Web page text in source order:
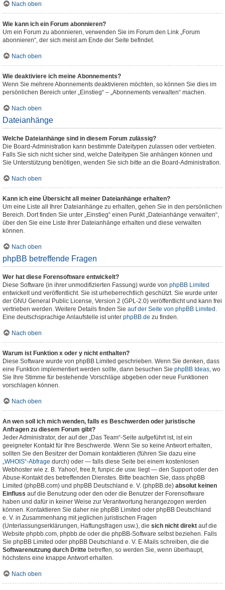
Nach oben
Wie kann ich ein Forum abonnieren?
Um ein Forum zu abonnieren, verwenden Sie im Forum den Link „Forum
abonnieren“, der sich meist am Ende der Seite befindet.
Nach oben
Wie deaktiviere ich meine Abonnements?
Wenn Sie mehrere Abonnements deaktivieren möchten, so können Sie dies im
persönlichen Bereich unter „Einstieg“ – „Abonnements verwalten“ machen.
Nach oben
Dateianhänge
Welche Dateianhänge sind in diesem Forum zulässig?
Die Board-Administration kann bestimmte Dateitypen zulassen oder verbieten.
Falls Sie sich nicht sicher sind, welche Dateitypen Sie anhängen können und
Sie Unterstützung benötigen, wenden Sie sich bitte an die Board-Administration.
Nach oben
Kann ich eine Übersicht all meiner Dateianhänge erhalten?
Um eine Liste all Ihrer Dateianhänge zu erhalten, gehen Sie in den persönlichen
Bereich. Dort finden Sie unter „Einstieg“ einen Punkt „Dateianhänge verwalten“,
über den Sie eine Liste Ihrer Dateianhänge erhalten und diese verwalten
können.
Nach oben
phpBB betreffende Fragen
Wer hat diese Forensoftware entwickelt?
Diese Software (in ihrer unmodifizierten Fassung) wurde von phpBB Limited
entwickelt und veröffentlicht. Sie ist urheberrechtlich geschützt. Sie wurde unter
der GNU General Public License, Version 2 (GPL-2.0) veröffentlicht und kann frei
vertrieben werden. Weitere Details finden Sie auf der Seite von phpBB Limited .
Eine deutschsprachige Anlaufstelle ist unter phpBB.de zu finden.
Nach oben
Warum ist Funktion x oder y nicht enthalten?
Diese Software wurde von phpBB Limited geschrieben. Wenn Sie denken, dass
eine Funktion implementiert werden sollte, dann besuchen Sie phpBB Ideas, wo
Sie Ihre Stimme für bestehende Vorschläge abgeben oder neue Funktionen
vorschlagen können.
Nach oben
An wen soll ich mich wenden, falls es Beschwerden oder juristische
Anfragen zu diesem Forum gibt?
Jeder Administrator, der auf der „Das Team“-Seite aufgeführt ist, ist ein
geeigneter Kontakt für Ihre Beschwerde. Wenn Sie so keine Antwort erhalten,
sollten Sie den Besitzer der Domain kontaktieren (führen Sie dazu eine
„WHOIS“-Abfrage durch) oder — falls diese Seite bei einem kostenlosen
Webhoster wie z. B. Yahoo!, free.fr, funpic.de usw. liegt — den Support oder den
Abuse-Kontakt des betreffenden Dienstes. Bitte beachten Sie, dass phpBB
Limited (phpBB.com) und phpBB Deutschland e. V. (phpBB.de) absolut keinen
Einfluss auf die Benutzung oder den oder die Benutzer der Forensoftware
haben und dafür in keiner Weise zur Verantwortung herangezogen werden
können. Kontaktieren Sie daher nie phpBB Limited oder phpBB Deutschland
e. V. in Zusammenhang mit jeglichen juristischen Fragen
(Unterlassungserklärungen, Haftungsfragen usw.), die sich nicht direkt auf die
Website phpbb.com, phpbb.de oder die phpBB-Software selbst beziehen. Falls
Sie phpBB Limited oder phpBB Deutschland e. V. E-Mails schreiben, die die
Softwarenutzung durch Dritte betreffen, so werden Sie, wenn überhaupt,
höchstens eine knappe Antwort erhalten.
Nach oben